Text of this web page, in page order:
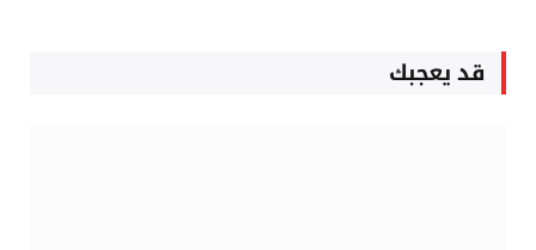
قد يعجبك